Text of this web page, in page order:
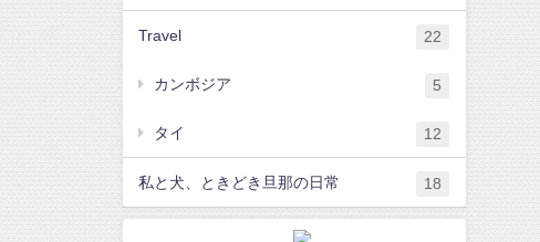
Travel 22
カンボジア 5
タイ 12
私と犬、ときどき旦那の日常 18